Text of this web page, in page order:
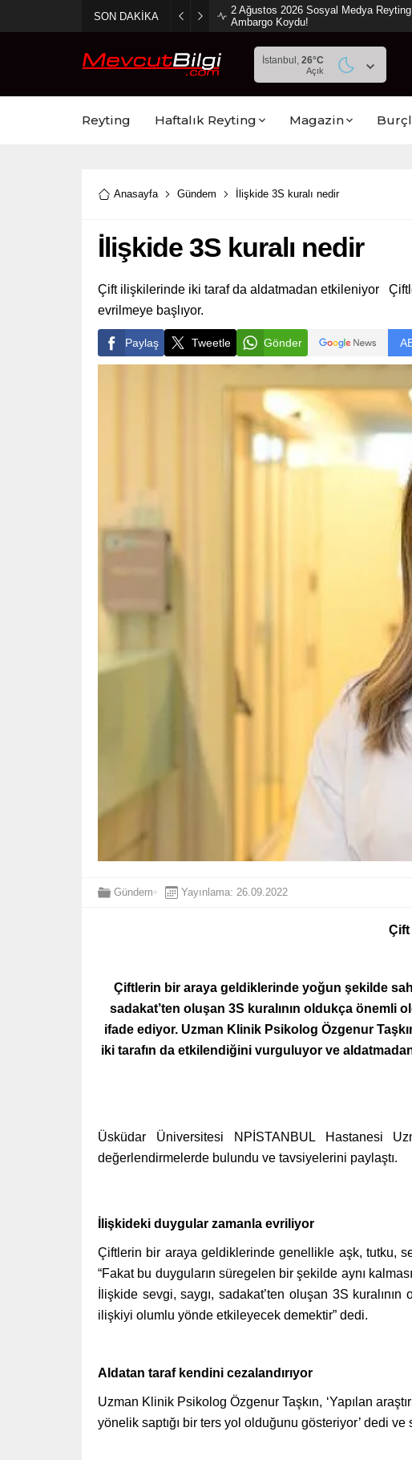
SON DAKİKA
2 Ağustos 2026 Sosyal Medya Reyting
Ambargo Koydu!
İstanbul, 26°C
Açık
Reyting Haftalık Reyting Magazin
Anasayfa Gündem İlişkide 3S kuralı nedir
İlişkide 3S kuralı nedir
Çift ilişkilerinde iki taraf da aldatmadan etkileniyor
evrilmeye başlıyor.
Paylaş Tweetle Gönder
Gündem Yayınlama: 26.09.2022
Çift
Çiftlerin bir araya geldiklerinde yoğun şekilde
sadakat’ten oluşan 3S kuralının oldukça
ifade ediyor. Uzman Klinik Psikolog Özgenur
iki tarafın da etkilendiğini vurguluyor ve
Üsküdar Üniversitesi NPİSTANBUL Hastanesi
değerlendirmelerde bulundu ve tavsiyelerini paylaştı.
İlişkideki duygular zamanla evriliyor
Çiftlerin bir araya geldiklerinde genellikle aşk, tutku,
“Fakat bu duyguların süregelen bir şekilde aynı
İlişkide sevgi, saygı, sadakat’ten oluşan 3S
ilişkiyi olumlu yönde etkileyecek demektir” dedi.
Aldatan taraf kendini cezalandırıyor
Uzman Klinik Psikolog Özgenur Taşkın, ‘Yapılan
yönelik saptığı bir ters yol olduğunu gösteriyor’ dedi